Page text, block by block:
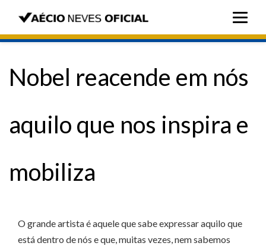
Nobel reacende em nós
aquilo que nos inspira e
mobiliza
O grande artista é aquele que sabe expressar aquilo que
está dentro de nós e que, muitas vezes, nem sabemos